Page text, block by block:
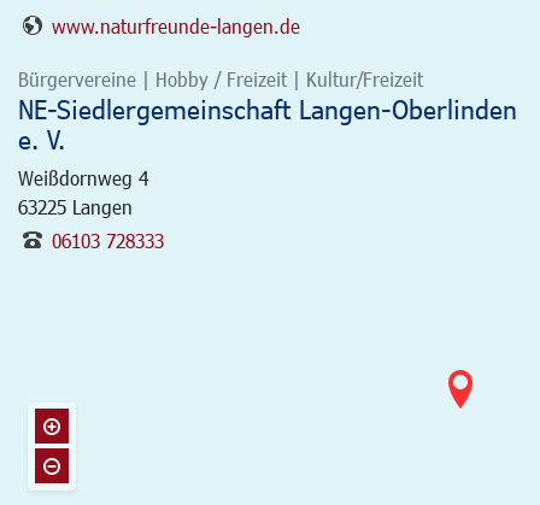
www.naturfreunde-langen.de
Bürgervereine | Hobby / Freizeit | Kultur/Freizeit
NE-Siedlergemeinschaft Langen-Oberlinden
e. V.
Weißdornweg 4
63225 Langen
06103 728333